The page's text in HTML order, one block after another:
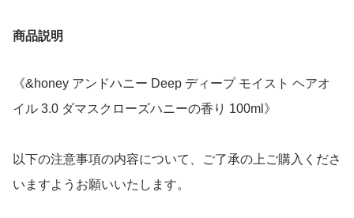
商品説明
《&honey アンドハニー Deep ディープ モイスト ヘアオ
イル 3.0 ダマスクローズハニーの香り 100ml》
以下の注意事項の内容について、ご了承の上ご購入くださ
いますようお願いいたします。